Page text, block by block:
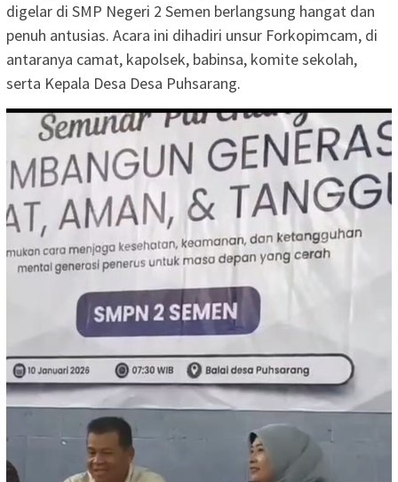
digelar di SMP Negeri 2 Semen berlangsung hangat dan
penuh antusias. Acara ini dihadiri unsur Forkopimcam, di
antaranya camat, kapolsek, babinsa, komite sekolah,
serta Kepala Desa Desa Puhsarang.